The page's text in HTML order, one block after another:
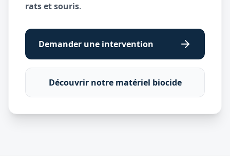
rats et souris.
Demander une intervention
Découvrir notre matériel biocide